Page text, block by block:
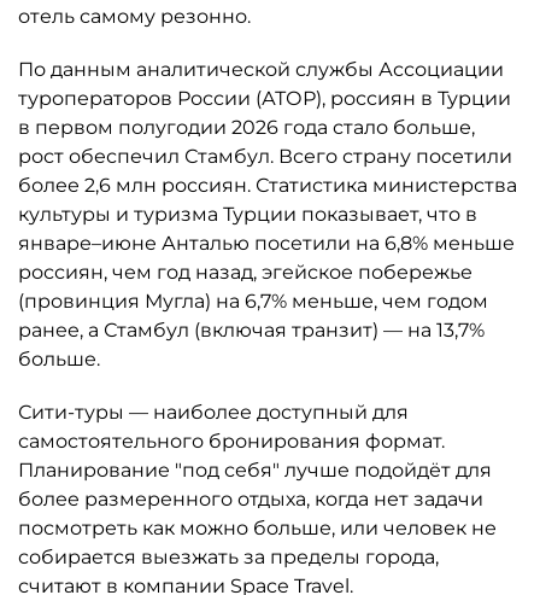
отель самому резонно.
По данным аналитической службы Ассоциации
туроператоров России (АТОР), россиян в Турции
в первом полугодии 2026 года стало больше,
рост обеспечил Стамбул. Всего страну посетили
более 2,6 млн россиян. Статистика министерства
культуры и туризма Турции показывает, что в
январе–июне Анталью посетили на 6,8% меньше
россиян, чем год назад, эгейское побережье
(провинция Мугла) на 6,7% меньше, чем годом
ранее, а Стамбул (включая транзит) — на 13,7%
больше.
Сити-туры — наиболее доступный для
самостоятельного бронирования формат.
Планирование "под себя" лучше подойдёт для
более размеренного отдыха, когда нет задачи
посмотреть как можно больше, или человек не
собирается выезжать за пределы города,
считают в компании Space Travel.